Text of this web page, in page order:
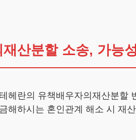
산분할 소송, 가능
헤란의 유책배우자의재산분할
해하시는 혼인관계 해소 시 재